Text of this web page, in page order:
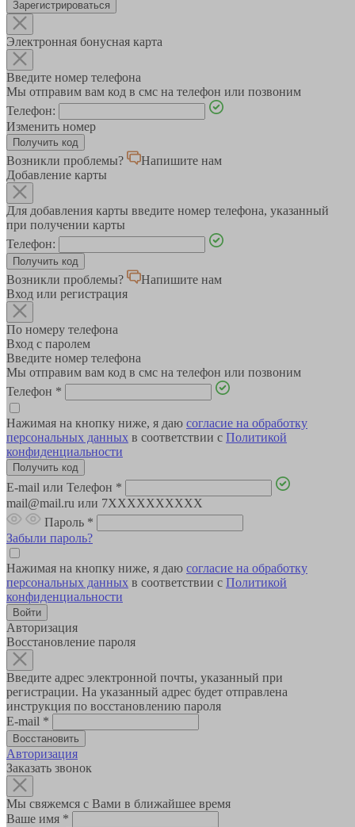
Зарегистрироваться
Электронная бонусная карта
Введите номер телефона
Мы отправим вам код в смс на телефон или позвоним
Телефон:
Изменить номер
Возникли проблемы?
Напишите нам
Добавление карты
Для добавления карты введите номер телефона, указанный
при получении карты
Телефон:
Возникли проблемы?
Напишите нам
Вход или регистрация
По номеру телефона
Вход с паролем
Введите номер телефона
Мы отправим вам код в смс на телефон или позвоним
Телефон *
Нажимая на кнопку ниже, я даю согласие на обработку
персональных данных в соответствии с Политикой
конфиденциальности
E-mail или Телефон *
mail@mail.ru или 7XXXXXXXXXX
Пароль *
Забыли пароль?
Нажимая на кнопку ниже, я даю согласие на обработку
персональных данных в соответствии с Политикой
конфиденциальности
Авторизация
Восстановление пароля
Введите адрес электронной почты, указанный при
регистрации. На указанный адрес будет отправлена
инструкция по восстановлению пароля
E-mail *
Авторизация
Заказать звонок
Мы свяжемся с Вами в ближайшее время
Ваше имя *